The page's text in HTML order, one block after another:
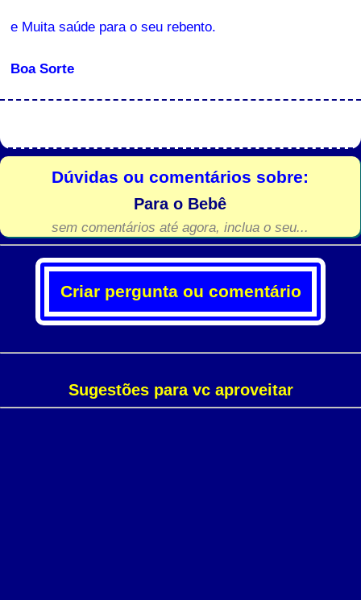
e Muita saúde para o seu rebento.
Boa Sorte
Dúvidas ou comentários sobre:
Para o Bebê
sem comentários até agora, inclua o seu...
Criar pergunta ou comentário
Sugestões para vc aproveitar